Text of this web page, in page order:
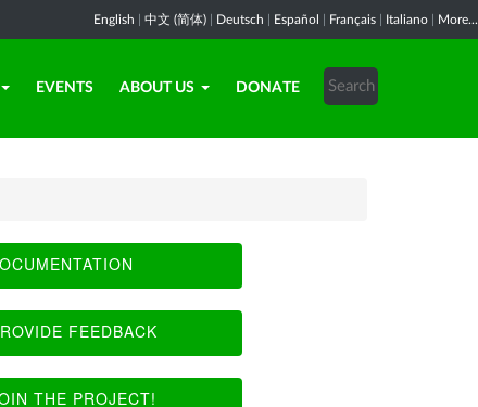
English 中文 (简体) Deutsch Español Français Italiano More...
EVENTS ABOUT US DONATE
FEEDBACK
THE PROJECT!